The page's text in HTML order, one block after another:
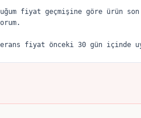
fiyat geçmişine göre ürün son
fiyat önceki 30 gün içinde